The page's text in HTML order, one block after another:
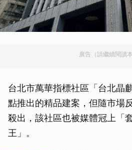
廣告（請繼續閱讀本
台北市萬華指標社區「台北晶
點推出的精品建案，但隨市場
殺出，該社區也被媒體冠上「
王」。